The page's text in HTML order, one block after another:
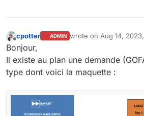
Offline
cpotter ADMIN wrote on Aug 14,
last edited by
Bonjour,
Il existe au plan une demande
type dont voici la maquette :